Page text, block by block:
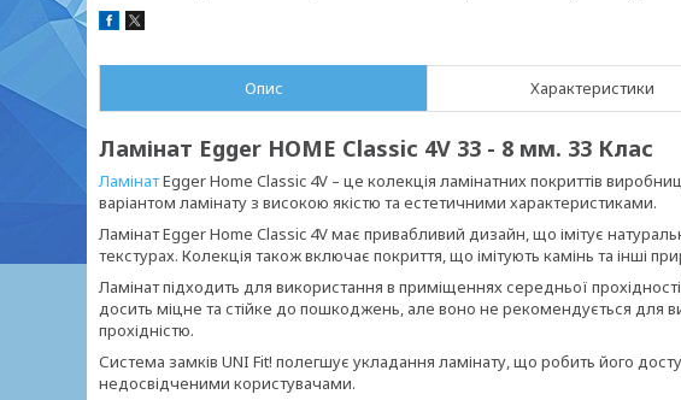
Опис Характеристики
Ламінат Egger HOME Classic 4V 33 - 8 мм. 33 Клас
ЛамінатEgger Home Classic 4V – це колекція ламінатних покриттів
варіантом ламінату з високою якістю та естетичними характеристиками.
Ламінат Egger Home Classic 4V має привабливий дизайн, що імітує
текстурах. Колекція також включає покриття, що імітують камінь та інші
Ламінат підходить для використання в приміщеннях середньої прохідності,
досить міцне та стійке до пошкоджень, але воно не рекомендується для
прохідністю.
Система замків UNI Fit! полегшує укладання ламінату, що робить його
недосвідченими користувачами.